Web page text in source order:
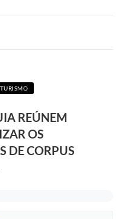
TURISMO
REÚNEM
OS
DE CORPUS